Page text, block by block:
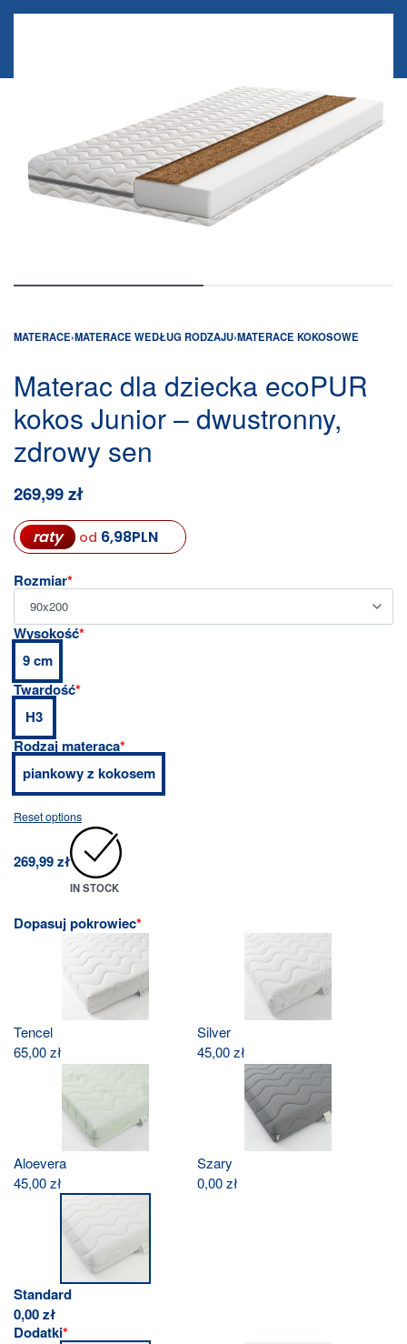
0
MATERACE›MATERACE WEDŁUG RODZAJU›MATERACE KOKOSOWE
Materac dla dziecka ecoPUR
kokos Junior – dwustronny,
zdrowy sen
269,99zł
raty od 6,98PLN
*
Rozmiar
*
Wysokość
9 cm
*
Twardość
H3
*
Rodzaj materaca
piankowy z kokosem
Reset options
269,99zł
IN STOCK
*
Dopasuj pokrowiec
Tencel
65,00zł
Silver
45,00zł
Aloevera
45,00zł
Szary
0,00zł
Standard
0,00zł
*
Dodatki